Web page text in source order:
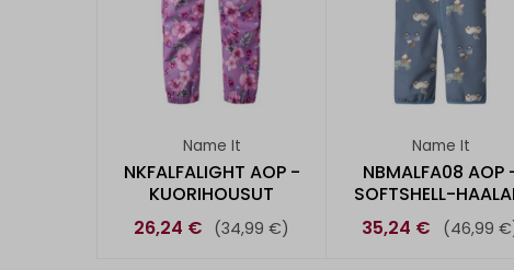
Name It
NKFALFALIGHT AOP -
KUORIHOUSUT
26,24 € (34,99 €)
Name It
NBMALFA08 AOP
SOFTSHELL-
35,24 €
(46,99